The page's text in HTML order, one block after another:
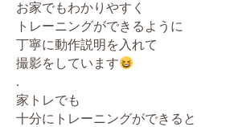
お家でもわかりやすく
トレーニングができるように
丁寧に動作説明を入れて
撮影をしています
.
家トレでも
十分にトレーニングができると